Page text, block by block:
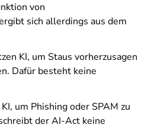
von
sich allerdings aus dem
KI, um Staus vorherzusagen
Dafür besteht keine
um Phishing oder SPAM zu
der AI-Act keine